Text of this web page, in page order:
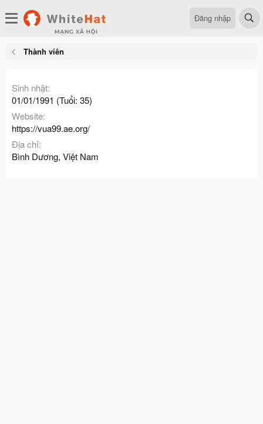
Đăng nhập
Thành viên
Sinh nhật
01/01/1991 (Tuổi: 35)
Website
https://vua99.ae.org/
Địa chỉ
Bình Dương, Việt Nam